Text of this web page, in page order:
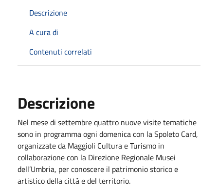
Descrizione
A cura di
Contenuti correlati
Descrizione
Nel mese di settembre quattro nuove visite tematiche
sono in programma ogni domenica con la Spoleto Card,
organizzate da Maggioli Cultura e Turismo in
collaborazione con la Direzione Regionale Musei
dell’Umbria, per conoscere il patrimonio storico e
artistico della città e del territorio.